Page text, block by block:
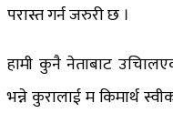
परास्त गर्न जरुरी छ ।
हामी कुनै नेताबाट
भन्ने कुरालाई म किमार्थ